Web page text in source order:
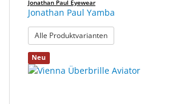
Jonathan Paul Eyewear
Jonathan Paul Yamba
Alle Produktvarianten: Jonathan Paul Yamba
Neu